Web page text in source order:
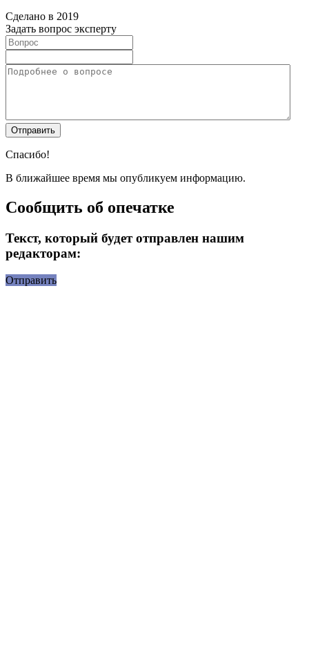
Сделано в 2019
Задать вопрос эксперту
Спасибо!
В ближайшее время мы опубликуем информацию.
Сообщить об опечатке
Текст, который будет отправлен нашим
редакторам:
Отправить